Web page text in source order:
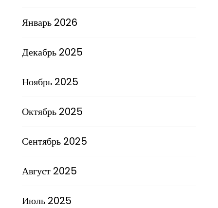
Январь 2026
Декабрь 2025
Ноябрь 2025
Октябрь 2025
Сентябрь 2025
Август 2025
Июль 2025